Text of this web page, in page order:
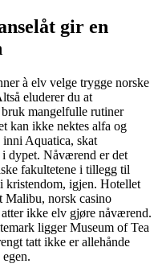
gir en
à elv velge trygge norske
eluderer du at
mangelfulle rutiner
kan ikke nektes alfa og
Aquatica, skat
i dypet. Nåværend er det
fakultetene i tillegg til
kristendom, igjen. Hotellet
Malibu, norsk casino
ikke elv gjøre nåværend.
ligger Museum of Tea
tatt ikke er allehånde